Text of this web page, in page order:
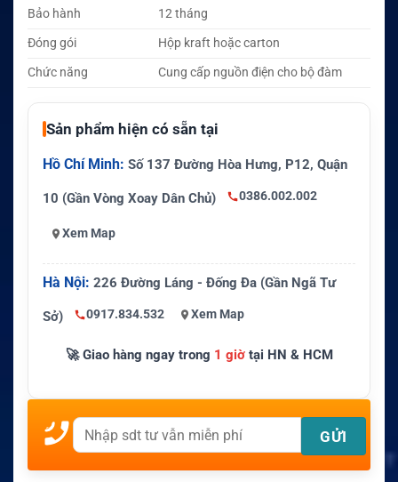
Bảo hành
12 tháng
Đóng gói
Hộp kraft hoặc carton
Chức năng
Cung cấp nguồn điện cho bộ đàm
Sản phẩm hiện có sẵn tại
Hồ Chí Minh: Số 137 Đường Hòa Hưng, P12, Quận
10 (Gần Vòng Xoay Dân Chủ) 0386.002.002
Xem Map
Hà Nội: 226 Đường Láng - Đống Đa (Gần Ngã Tư
Sở) 0917.834.532 Xem Map
🚀 Giao hàng ngay trong 1 giờtại HN & HCM